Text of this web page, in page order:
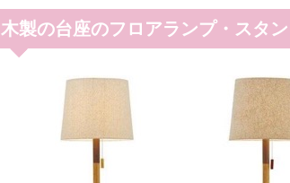
木製の台座のフロアランプ・スタ